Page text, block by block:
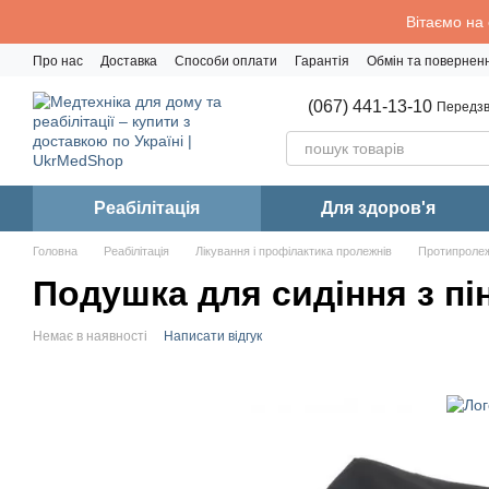
Вітаємо
Про нас Доставка Способи оплати Гарантія
Обмін та
(067) 441-13-10
Реабiлiтацiя Для здоров'я
Головна Реабiлiтацiя Лікування і профілактика пролежнів
Подушка для сидіння з
Немає в наявності Написати відгук